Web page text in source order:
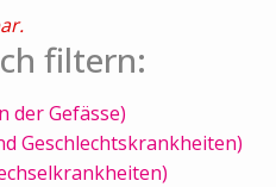
filtern:
der Gefässe)
Geschlechtskrankheiten)